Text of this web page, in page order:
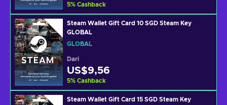
5% Cashback
Steam Wallet Gift Card 10 SGD Steam Key
GLOBAL
GLOBAL
Dari
US$9,56
5% Cashback
Steam Wallet Gift Card 15 SGD Steam Key